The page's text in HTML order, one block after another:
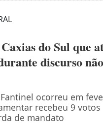
do Sul que
discurso
ocorreu em
recebeu 9 votos
de mandato